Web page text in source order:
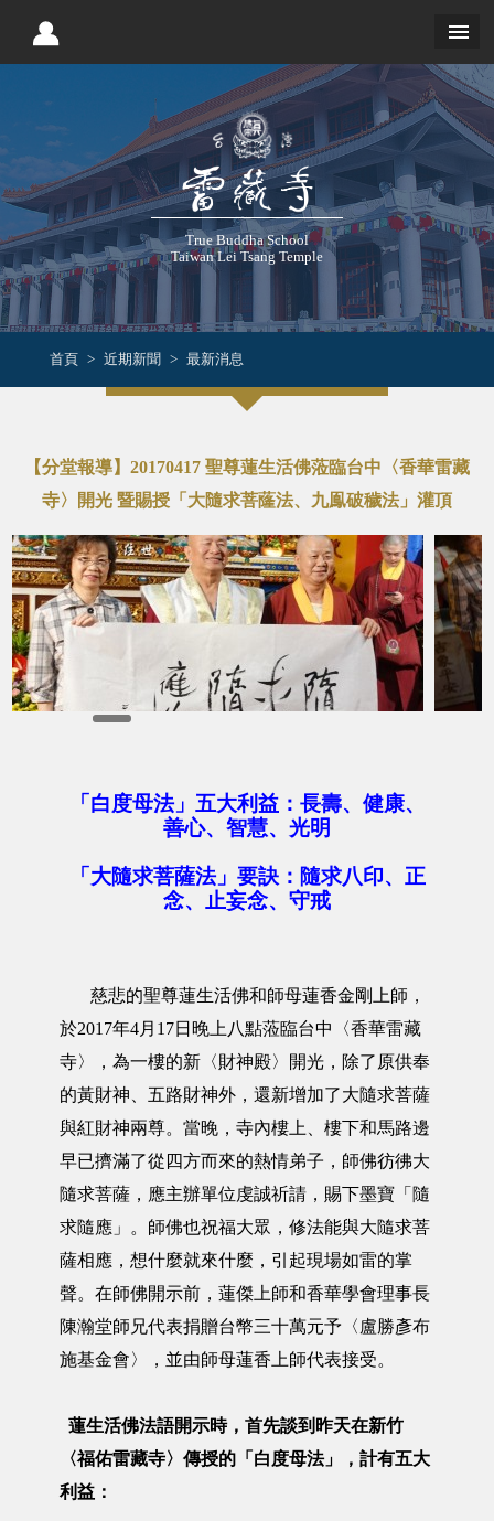
True Buddha School
Taiwan Lei Tsang Temple
首頁 近期新聞 最新消息
【分堂報導】20170417 聖尊蓮生活佛蒞臨台中〈香華雷藏
寺〉開光 暨賜授「大隨求菩蕯法、九鳯破穢法」灌頂
「白度母法」五大利益：長壽、健康、
善心、智慧、光明
「大隨求菩薩法」要訣：隨求八印、正
念、止妄念、守戒
慈悲的聖尊蓮生活佛和師母蓮香金剛上師，
於2017年4月17日晚上八點蒞臨台中〈香華雷藏
寺〉，為一樓的新〈財神殿〉開光，除了原供奉
的黃財神、五路財神外，還新增加了大隨求菩薩
與紅財神兩尊。當晚，寺內樓上、樓下和馬路邊
早已擠滿了從四方而來的熱情弟子，師佛彷彿大
隨求菩薩，應主辦單位虔誠祈請，賜下墨寶「隨
求隨應」。師佛也祝福大眾，修法能與大隨求菩
薩相應，想什麼就來什麼，引起現場如雷的掌
聲。在師佛開示前，蓮傑上師和香華學會理事長
陳瀚堂師兄代表捐贈台幣三十萬元予〈盧勝彥布
施基金會〉，並由師母蓮香上師代表接受。
蓮生活佛法語開示時，首先談到昨天在新竹
〈福佑雷藏寺〉傳授的「白度母法」，計有五大
利益：